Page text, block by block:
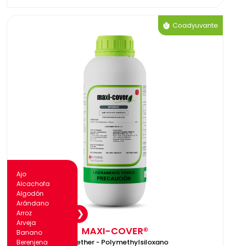
Ajo
Alcachofa
Algodón
Arándano
Arroz
Arveja
Banano
Berenjena
MAXI-COVER®
Polyether - Polymethylsiloxano
Coadyuvante